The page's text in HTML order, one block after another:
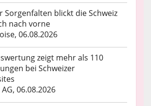
Sorgenfalten blickt die Schweiz
nach vorne
06.08.2026
zeigt mehr als 110
bei Schweizer
06.08.2026